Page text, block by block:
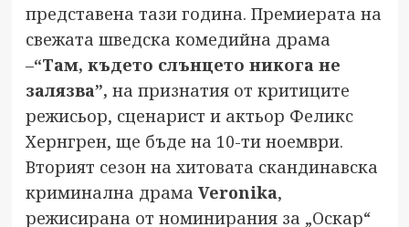
представена тази година. Премиерата на
свежата шведска комедийна драма
–“Там, където слънцето никога не
залязва”, на признатия от критиците
режисьор, сценарист и актьор Феликс
Хернгрен, ще бъде на 10-ти ноември.
Вторият сезон на хитовата скандинавска
криминална драма Veronika,
режисирана от номинирания за „Оскар“